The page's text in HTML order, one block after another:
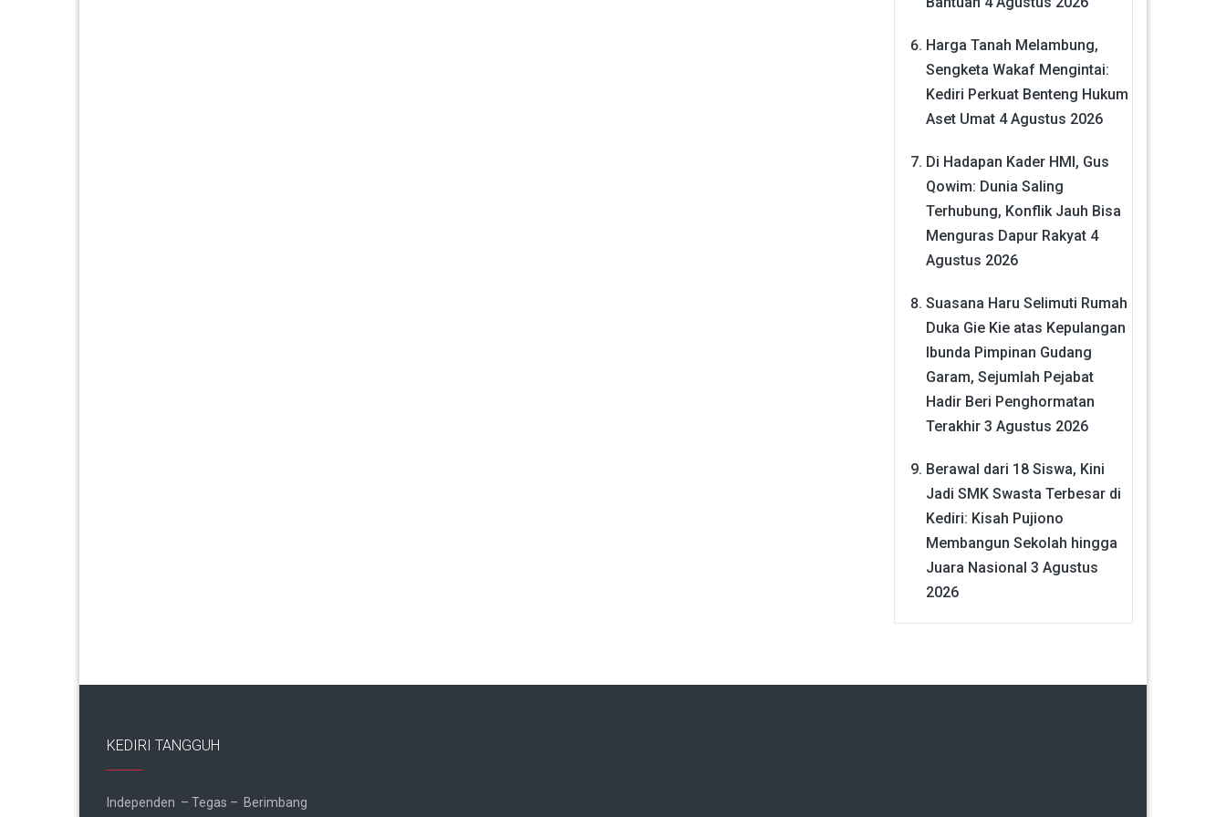
Harga Tanah Melambung,
Sengketa Wakaf Mengintai:
Kediri Perkuat Benteng Hukum
Aset Umat 4 Agustus 2026
Di Hadapan Kader HMI, Gus
Qowim: Dunia Saling
Terhubung, Konflik Jauh Bisa
Menguras Dapur Rakyat 4
Agustus 2026
Suasana Haru Selimuti Rumah
Duka Gie Kie atas Kepulangan
Ibunda Pimpinan Gudang
Garam, Sejumlah Pejabat
Hadir Beri Penghormatan
Terakhir 3 Agustus 2026
Berawal dari 18 Siswa, Kini
Jadi SMK Swasta Terbesar di
Kediri: Kisah Pujiono
Membangun Sekolah hingga
Juara Nasional 3 Agustus
2026
KEDIRI TANGGUH
Independen – Tegas – Berimbang